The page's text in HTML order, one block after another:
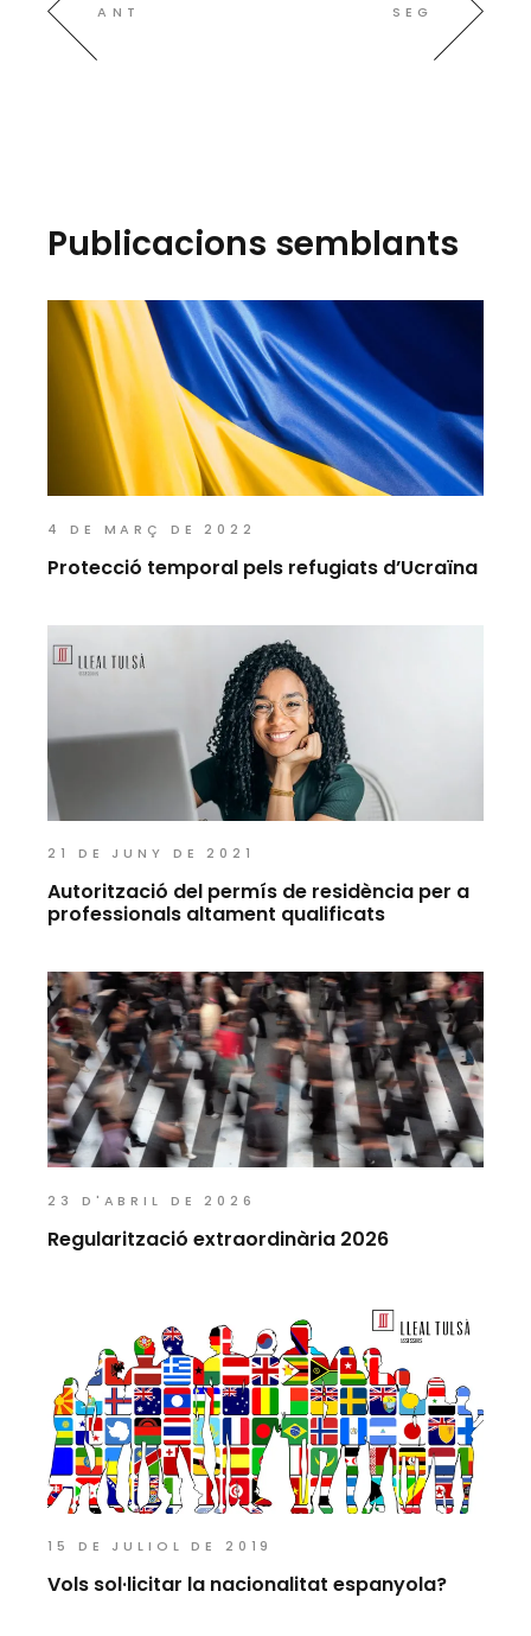
ANT SEG
Publicacions semblants
4 DE MARÇ DE 2022
Protecció temporal pels refugiats d’Ucraïna
21 DE JUNY DE 2021
Autorització del permís de residència per a
professionals altament qualificats
23 D'ABRIL DE 2026
Regularització extraordinària 2026
15 DE JULIOL DE 2019
Vols sol·licitar la nacionalitat espanyola?